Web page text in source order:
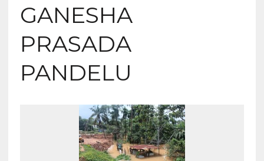
GANESHA
PRASADA
PANDELU